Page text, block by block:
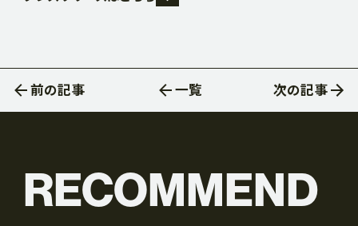
前の記事 一覧 次の記事
RECOMMEND